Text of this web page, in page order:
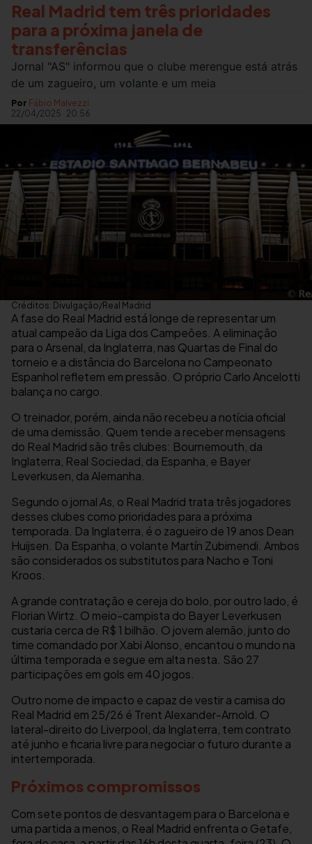
Real Madrid tem três prioridades
para a próxima janela de
transferências
Jornal "AS" informou que o clube merengue está atrás
de um zagueiro, um volante e um meia
Por Fábio Malvezzi
22/04/2025 · 20:56
Créditos: Divulgação/Real Madrid
A fase do Real Madrid está longe de representar um
atual campeão da Liga dos Campeões. A eliminação
para o Arsenal, da Inglaterra, nas Quartas de Final do
torneio e a distância do Barcelona no Campeonato
Espanhol refletem em pressão. O próprio Carlo Ancelotti
balança no cargo.
O treinador, porém, ainda não recebeu a notícia oficial
de uma demissão. Quem tende a receber mensagens
do Real Madrid são três clubes: Bournemouth, da
Inglaterra, Real Sociedad, da Espanha, e Bayer
Leverkusen, da Alemanha.
Segundo o jornalAs, o Real Madrid trata três jogadores
desses clubes como prioridades para a próxima
temporada. Da Inglaterra, é o zagueiro de 19 anos Dean
Huijsen. Da Espanha, o volante Martín Zubimendi. Ambos
são considerados os substitutos para Nacho e Toni
Kroos.
A grande contratação e cereja do bolo, por outro lado, é
Florian Wirtz. O meio-campista do Bayer Leverkusen
custaria cerca de R$ 1 bilhão. O jovem alemão, junto do
time comandado por Xabi Alonso, encantou o mundo na
última temporada e segue em alta nesta. São 27
participações em gols em 40 jogos.
Outro nome de impacto e capaz de vestir a camisa do
Real Madrid em 25/26 é Trent Alexander-Arnold. O
lateral-direito do Liverpool, da Inglaterra, tem contrato
até junho e ficaria livre para negociar o futuro durante a
intertemporada.
Próximos compromissos
Com sete pontos de desvantagem para o Barcelona e
uma partida a menos, o Real Madrid enfrenta o Getafe,